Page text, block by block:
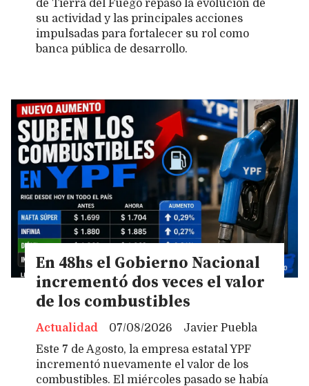
de Tierra del Fuego repasó la evolución de
su actividad y las principales acciones
impulsadas para fortalecer su rol como
banca pública de desarrollo.
En 48hs el Gobierno Nacional
incrementó dos veces el valor
de los combustibles
Javier Puebla
Actualidad
07/08/2026
Este 7 de Agosto, la empresa estatal YPF
incrementó nuevamente el valor de los
combustibles. El miércoles pasado se había